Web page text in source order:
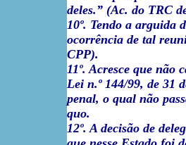
deles.” (Ac. do TRC
10º. Tendo a arguida
ocorrência de tal
CPP).
11º. Acresce que
Lei n.º 144/99, de 31
penal, o qual não
quo.
12º. A decisão de